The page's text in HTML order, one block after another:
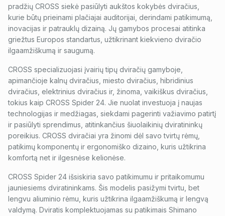
pradžių CROSS siekė pasiūlyti aukštos kokybės dviračius,
kurie būtų prieinami plačiajai auditorijai, derindami patikimumą,
inovacijas ir patrauklų dizainą. Jų gamybos procesai atitinka
griežtus Europos standartus, užtikrinant kiekvieno dviračio
ilgaamžiškumą ir saugumą.
CROSS specializuojasi įvairių tipų dviračių gamyboje,
apimančioje kalnų dviračius, miesto dviračius, hibridinius
dviračius, elektrinius dviračius ir, žinoma, vaikiškus dviračius,
tokius kaip CROSS Spider 24. Jie nuolat investuoja į naujas
technologijas ir medžiagas, siekdami pagerinti važiavimo patirtį
ir pasiūlyti sprendimus, atitinkančius šiuolaikinių dviratininkų
poreikius. CROSS dviračiai yra žinomi dėl savo tvirtų rėmų,
patikimų komponentų ir ergonomiško dizaino, kuris užtikrina
komfortą net ir ilgesnėse kelionėse.
CROSS Spider 24 išsiskiria savo patikimumu ir pritaikomumu
jauniesiems dviratininkams. Šis modelis pasižymi tvirtu, bet
lengvu aliuminio rėmu, kuris užtikrina ilgaamžiškumą ir lengvą
valdymą. Dviratis komplektuojamas su patikimais Shimano